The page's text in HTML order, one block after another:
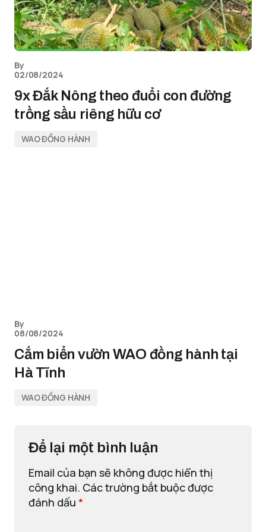
By
02/08/2024
9x Đắk Nông theo đuổi con đường
trồng sầu riêng hữu cơ
WAO ĐỒNG HÀNH
By
08/08/2024
Cắm biển vườn WAO đồng hành tại
Hà Tĩnh
WAO ĐỒNG HÀNH
Để lại một bình luận
Email của bạn sẽ không được hiển thị
công khai. Các trường bắt buộc được
đánh dấu *